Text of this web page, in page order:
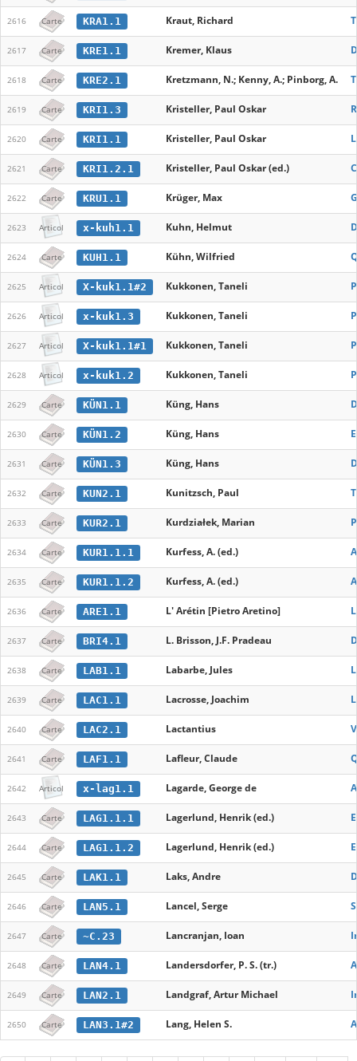
2616 Carte KRA1.1 Kraut, Richard
2617 Carte KRE1.1 Kremer, Klaus
2618 Carte KRE2.1 Kretzmann, N.; Kenny, A.; Pinborg, A.
2619 Carte KRI1.3 Kristeller, Paul Oskar
2620 Carte KRI1.1 Kristeller, Paul Oskar
2621 Carte KRI1.2.1 Kristeller, Paul Oskar (ed.)
2622 Carte KRU1.1 Krüger, Max
2623 Articol x-kuh1.1 Kuhn, Helmut
2624 Carte KUH1.1 Kühn, Wilfried
2625 Articol X-kuk1.1#2 Kukkonen, Taneli
2626 Articol x-kuk1.3 Kukkonen, Taneli
2627 Articol X-kuk1.1#1 Kukkonen, Taneli
2628 Articol x-kuk1.2 Kukkonen, Taneli
2629 Carte KÜN1.1 Küng, Hans
2630 Carte KÜN1.2 Küng, Hans
2631 Carte KÜN1.3 Küng, Hans
2632 Carte KUN2.1 Kunitzsch, Paul
2633 Carte KUR2.1 Kurdziałek, Marian
2634 Carte KUR1.1.1 Kurfess, A. (ed.)
2635 Carte KUR1.1.2 Kurfess, A. (ed.)
2636 Carte ARE1.1 L' Arétin [Pietro Aretino]
2637 Carte BRI4.1 L. Brisson, J.F. Pradeau
2638 Carte LAB1.1 Labarbe, Jules
2639 Carte LAC1.1 Lacrosse, Joachim
2640 Carte LAC2.1 Lactantius
2641 Carte LAF1.1 Lafleur, Claude
2642 Articol x-lag1.1 Lagarde, George de
2643 Carte LAG1.1.1 Lagerlund, Henrik (ed.)
2644 Carte LAG1.1.2 Lagerlund, Henrik (ed.)
2645 Carte LAK1.1 Laks, Andre
2646 Carte LAN5.1 Lancel, Serge
2647 Carte ~C.23 Lancranjan, Ioan
2648 Carte LAN4.1 Landersdorfer, P. S. (tr.)
2649 Carte LAN2.1 Landgraf, Artur Michael
2650 Carte LAN3.1#2 Lang, Helen S.